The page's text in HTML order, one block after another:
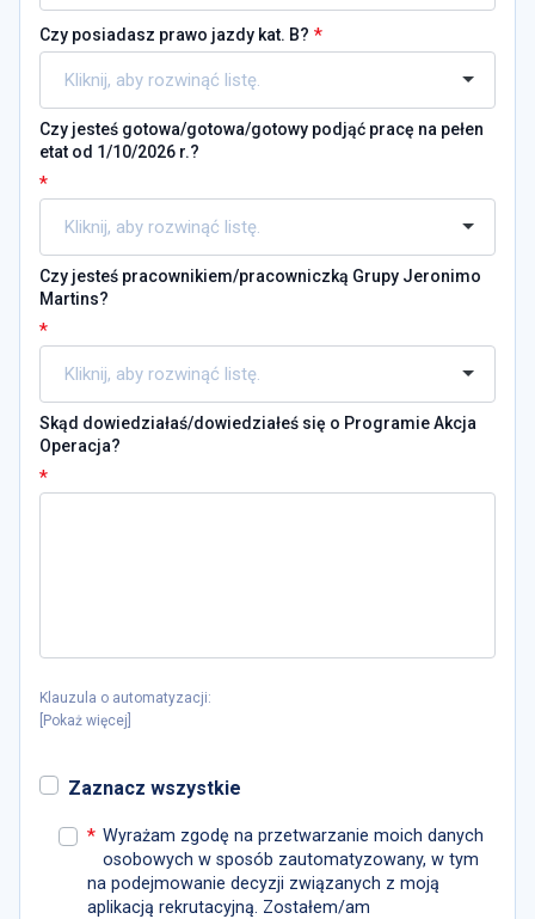
Czy posiadasz prawo jazdy kat. B? *
Czy jesteś gotowa/gotowa/gotowy podjąć pracę na pełen
etat od 1/10/2026 r.?
*
Czy jesteś pracownikiem/pracowniczką Grupy Jeronimo
Martins?
*
Skąd dowiedziałaś/dowiedziałeś się o Programie Akcja
Operacja?
*
Klauzula o automatyzacji:
Pokaż więcej
Zaznacz wszystkie
* Wyrażam zgodę na przetwarzanie moich danych
osobowych w sposób zautomatyzowany, w tym
na podejmowanie decyzji związanych z moją
aplikacją rekrutacyjną. Zostałem/am